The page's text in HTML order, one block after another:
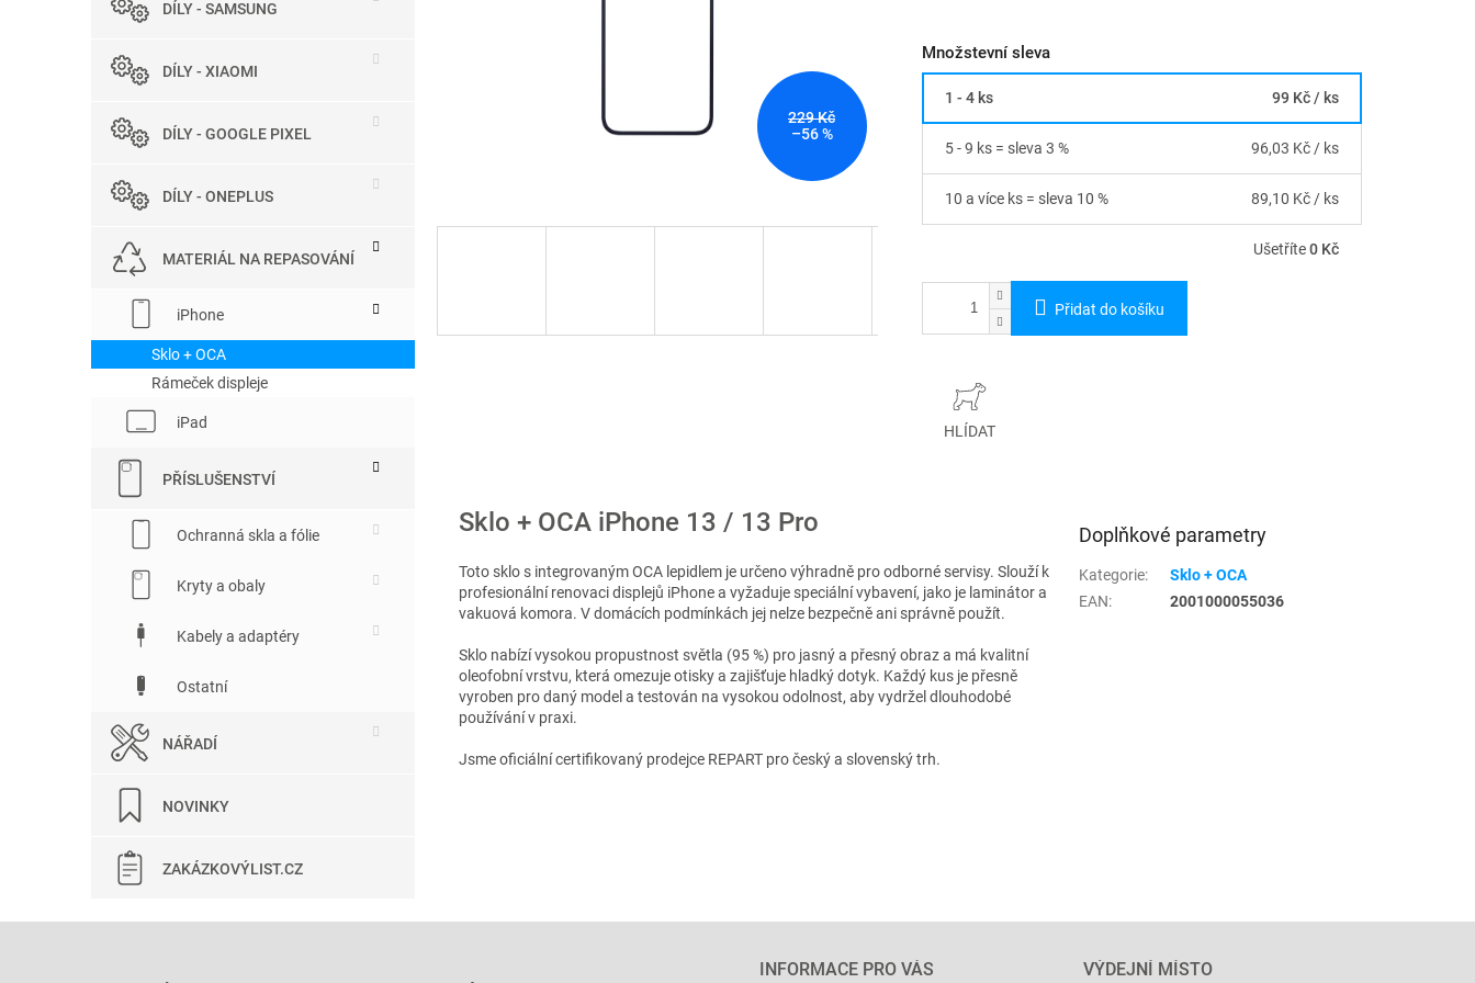
DÍLY - SAMSUNG
DÍLY - XIAOMI
DÍLY - GOOGLE PIXEL
DÍLY - ONEPLUS
MATERIÁL NA REPASOVÁNÍ
iPhone
Sklo + OCA
Rámeček displeje
iPad
PŘÍSLUŠENSTVÍ
Ochranná skla a fólie
Kryty a obaly
Kabely a adaptéry
Ostatní
NÁŘADÍ
NOVINKY
ZAKÁZKOVÝLIST.CZ
229 Kč
–56 %
Množstevní sleva
1 - 4 ks 99 Kč / ks
5 - 9 ks = sleva 3 % 96,03 Kč / ks
10 a více ks = sleva 10 % 89,10 Kč / ks
Ušetříte0 Kč
Přidat do košíku
HLÍDAT
Sklo + OCA iPhone 13 / 13 Pro
Toto sklo s integrovaným OCA lepidlem je určeno výhradně pro odborné servisy. Slouží k
profesionální renovaci displejů iPhone a vyžaduje speciální vybavení, jako je laminátor a
vakuová komora. V domácích podmínkách jej nelze bezpečně ani správně použít.
Sklo nabízí vysokou propustnost světla (95 %) pro jasný a přesný obraz a má kvalitní
oleofobní vrstvu, která omezuje otisky a zajišťuje hladký dotyk. Každý kus je přesně
vyroben pro daný model a testován na vysokou odolnost, aby vydržel dlouhodobé
používání v praxi.
Jsme oficiální certifikovaný prodejce REPART pro český a slovenský trh.
Doplňkové parametry
Kategorie:
Sklo + OCA
EAN: 2001000055036
INFORMACE PRO VÁS VÝDEJNÍ MÍSTO